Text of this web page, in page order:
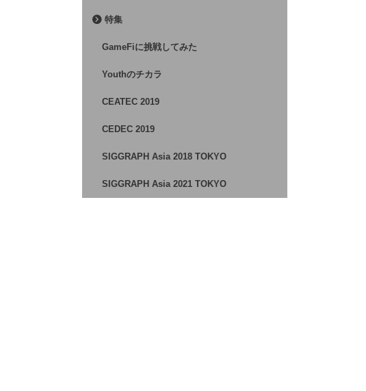
特集
GameFiに挑戦してみた
Youthのチカラ
CEATEC 2019
CEDEC 2019
SIGGRAPH Asia 2018 TOKYO
SIGGRAPH Asia 2021 TOKYO